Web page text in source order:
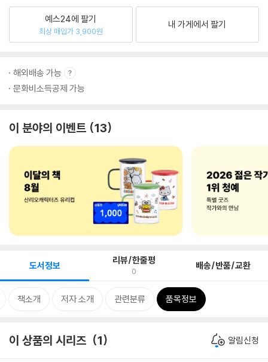
예스24에 팔기
최상 매입가 3,900원
내 가게에서 팔기
해외배송 가능
문화비소득공제 가능
이 분야의 이벤트 13
도서정보 리뷰/한줄평
0 배송/반품/교환
책소개 저자 소개 관련분류 품목정보
이 상품의 시리즈 1 알림신청